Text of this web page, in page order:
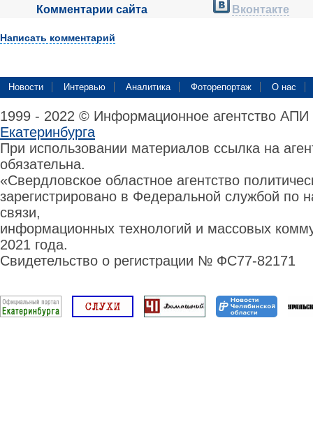
Комментарии сайта Вконтакте
Написать комментарий
Новости Интервью Аналитика Фоторепортаж О нас
1999 - 2022 © Информационное агентство
Екатеринбурга
При использовании материалов ссылка на
обязательна.
«Свердловское областное агентство
зарегистрировано в Федеральной службой по
связи,
информационных технологий и массовых
2021 года.
Свидетельство о регистрации № ФС77-82171